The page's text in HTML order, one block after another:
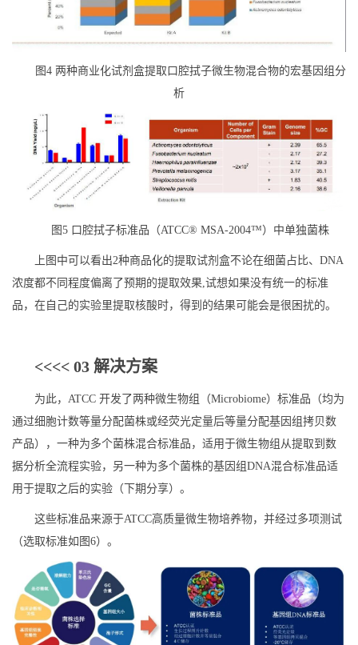
图4 两种商业化试剂盒提取口腔拭子微生物混合物的宏基因组分
析
图5 口腔拭子标准品（ATCC® MSA-2004™）中单独菌株
上图中可以看出2种商品化的提取试剂盒不论在细菌占比、DNA
浓度都不同程度偏离了预期的提取效果,试想如果没有统一的标准
品，在自己的实验里提取核酸时，得到的结果可能会是很困扰的。
<<<< 03 解决方案
为此，ATCC 开发了两种微生物组（Microbiome）标准品（均为
通过细胞计数等量分配菌株或经荧光定量后等量分配基因组拷贝数
产品），一种为多个菌株混合标准品，适用于微生物组从提取到数
据分析全流程实验，另一种为多个菌株的基因组DNA混合标准品适
用于提取之后的实验（下期分享）。
这些标准品来源于ATCC高质量微生物培养物，并经过多项测试
（选取标准如图6）。